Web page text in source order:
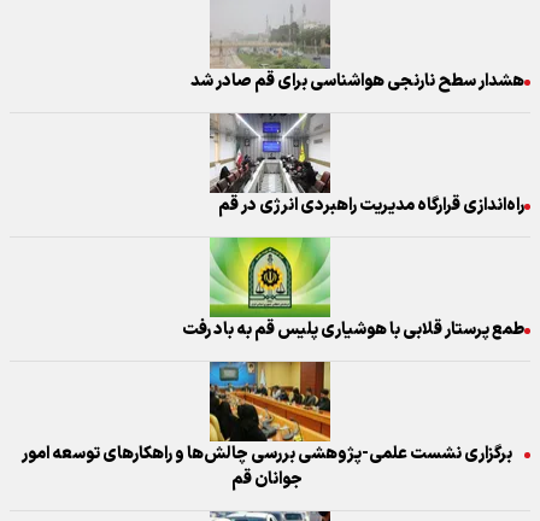
هشدار سطح نارنجی هواشناسی برای قم صادر شد
راه‌اندازی قرارگاه مدیریت راهبردی انرژی در قم
طمع پرستار قلابی با هوشیاری پلیس قم به باد رفت
برگزاری نشست علمی-پژوهشی بررسی چالش‌ها و راهکارهای توسعه امور
جوانان قم